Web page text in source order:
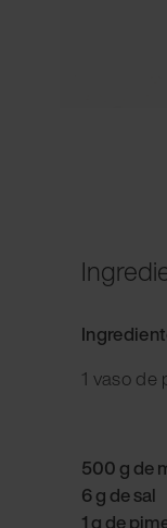
1 vaso de
500 g de
6 g de sal
1 g de